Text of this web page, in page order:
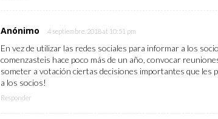
Anónimo 4 septiembre, 2018 at 10:51 pm
En vez de utilizar las redes sociales para informar a los
comenzasteis hace poco más de un año, convocar
someter a votación ciertas decisiones importantes que les
a los socios!
Responder